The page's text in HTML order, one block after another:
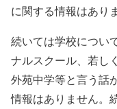
に関する情報はあり
続いては学校につい
ナルスクール、若し
外苑中学等と言う話
情報はありません。